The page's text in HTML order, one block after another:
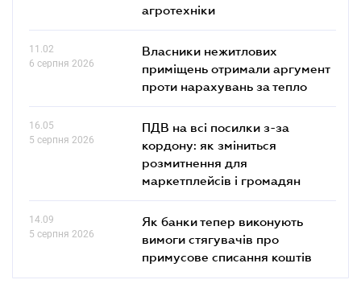
агротехніки
11.02
6 серпня 2026
Власники нежитлових
приміщень отримали аргумент
проти нарахувань за тепло
16.05
5 серпня 2026
ПДВ на всі посилки з-за
кордону: як зміниться
розмитнення для
маркетплейсів і громадян
14.09
5 серпня 2026
Як банки тепер виконують
вимоги стягувачів про
примусове списання коштів